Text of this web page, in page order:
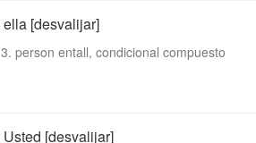
ella [desvalijar]
3. person entall, condicional compuesto
Usted [desvalijar]